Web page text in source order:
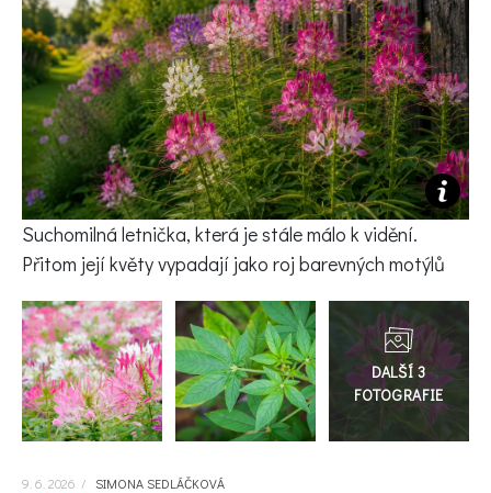
KVÍZY A TESTY
Suchomilná letnička, která je stále málo k vidění.
Přitom její květy vypadají jako roj barevných motýlů
Přejít
do
galerie
9. 6. 2026 / SIMONA SEDLÁČKOVÁ